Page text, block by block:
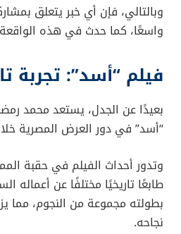
وبالتالي، فإن أي خبر يتعلق
واسعًا، كما حدث في هذه
فيلم “أسد”: تجربة
بعيدًا عن الجدل، يستعد محمد
“أسد” في دور العرض المصرية
وتدور أحداث الفيلم في حقبة
طابعًا تاريخيًا مختلفًا عن أعماله
بطولته مجموعة من النجوم، مما
نجاحه.